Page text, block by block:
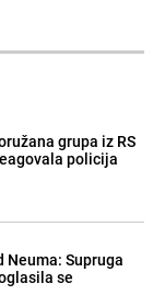
grupa iz RS
policija
Neuma: Supruga
se